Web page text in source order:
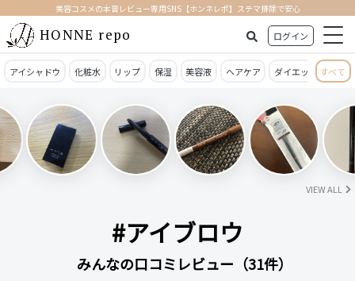
美容コスメの本音レビュー専用SNS【ホンネレポ】ステマ排除で安心
HONNE repo ログイン
アイシャドウ 化粧水 リップ 保湿 美容液 ヘアケア ダイエット 日焼
すべて
VIEW ALL
#アイブロウ
みんなの口コミレビュー（31件）